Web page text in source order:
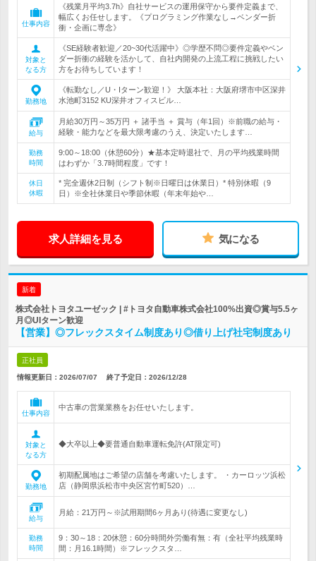
仕事内容
《残業月平均3.7h》自社サービスの運用保守から要件定義まで、
幅広くお任せします。《プログラミング作業なし→ベンダー折
衝・企画に専念》
対象と
なる方
《SE経験者歓迎／20~30代活躍中》◎学歴不問◎要件定義やベン
ダー折衝の経験を活かして、自社内開発の上流工程に挑戦したい
方をお待ちしています！
勤務地
《転勤なし／U・Iターン歓迎！》 大阪本社：大阪府堺市中区深井
水池町3152 KU深井オフィスビル…
給与
月給30万円～35万円 ＋ 諸手当 ＋ 賞与（年1回）※前職の給与・
経験・能力などを最大限考慮のうえ、決定いたします…
勤務
時間
9:00～18:00（休憩60分）★基本定時退社で、月の平均残業時間
はわずか「3.7時間程度」です！
休日
休暇
* 完全週休2日制（シフト制※日曜日は休業日）* 特別休暇（9
日）※全社休業日や季節休暇（年末年始や…
求人詳細を見る 気になる
新着
株式会社トヨタユーゼック | #トヨタ自動車株式会社100%出資◎賞与5.5ヶ
月◎UIターン歓迎
【営業】◎フレックスタイム制度あり◎借り上げ社宅制度あり
正社員
情報更新日：2026/07/07 終了予定日： 2026/12/28
仕事内容
中古車の営業業務をお任せいたします。
対象と
なる方
◆大卒以上◆要普通自動車運転免許(AT限定可)
勤務地
初期配属地はご希望の店舗を考慮いたします。 ・カーロッツ浜松
店（静岡県浜松市中央区宮竹町520）…
給与
月給：21万円～※試用期間6ヶ月あり(待遇に変更なし)
勤務
時間
9：30～18：20休憩：60分時間外労働有無：有（全社平均残業時
間：月16.1時間）※フレックスタ…